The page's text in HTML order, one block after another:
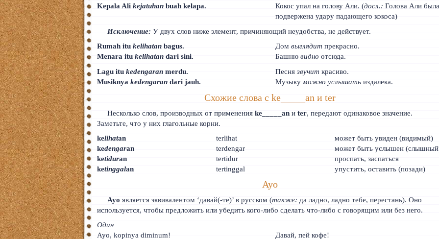
Kepala Alikejatuhan buah kelapa. Кокос упал на голову Али. (досл.: Голова Али была
подвержена удару падающего кокоса)
Исключение: У двух слов ниже элемент, причиняющий неудобства, не действует.
Rumah itukelihatan bagus. Дом выглядит прекрасно.
Menara itukelihatan dari sini. Башню видно отсюда.
Lagu itukedengaran merdu. Песня звучит красиво.
Musiknyakedengaran dari jauh. Музыку можно услышать издалека.
Схожие слова с ke_____an и ter
Несколько слов, производных от примененияke_____an иter, передают одинаковое значение.
Заметьте, что у них глагольные корни.
kelihatan terlihat
может быть увиден (видимый)
kedengaran terdengar
может быть услышен
ketiduran tertidur
проспать, заспаться
ketinggalan tertinggal упустить, оставить (позади)
Ayo
Ayo является эквивалентом ‘давай(-те)’ в русском (также: да ладно, ладно тебе, перестань). Оно
используется, чтобы предложить или убедить кого-либо сделать что-либо с говорящим или без него.
Один
Ayo, kopinya diminum!
Давай, пей кофе!